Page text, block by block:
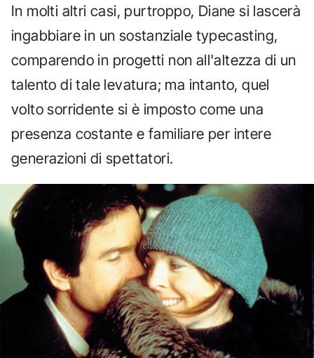
In molti altri casi, purtroppo, Diane si lascerà
ingabbiare in un sostanziale typecasting,
comparendo in progetti non all'altezza di un
talento di tale levatura; ma intanto, quel
volto sorridente si è imposto come una
presenza costante e familiare per intere
generazioni di spettatori.